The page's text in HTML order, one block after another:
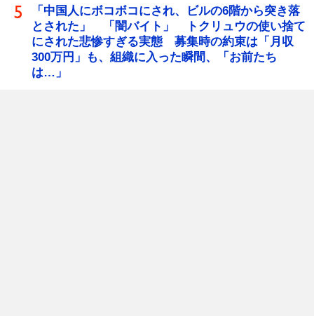
「中国人にボコボコにされ、ビルの6階から突き落
とされた」 「闇バイト」 トクリュウの使い捨て
にされた悲惨すぎる実態 募集時の約束は「月収
300万円」も、組織に入った瞬間、「お前たち
は…」